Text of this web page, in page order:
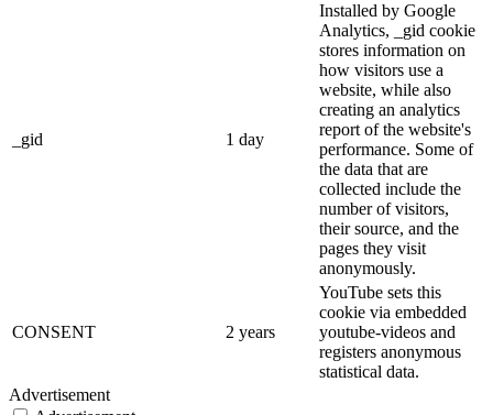
_gid 1 day
Installed by Google
Analytics, _gid cookie
stores information on
how visitors use a
website, while also
creating an analytics
report of the website's
performance. Some of
the data that are
collected include the
number of visitors,
their source, and the
pages they visit
anonymously.
CONSENT 2 years
YouTube sets this
cookie via embedded
youtube-videos and
registers anonymous
statistical data.
Advertisement